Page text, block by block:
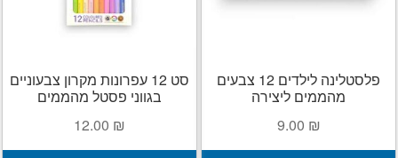
פלסטלינה לילדים 12 צבעים
מהממים ליצירה
9.00 ₪
סט 12 עפרונות מקרון צבעוניים
בגווני פסטל מהממים
12.00 ₪